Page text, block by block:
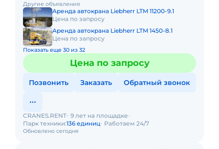
маневренностью и проходимостью по бе
Другие объявления
Аренда автокрана Liebherr LTM 11200-9.1
Цена по запросу
Аренда автокрана Liebherr LTM 1450-8.1
Цена по запросу
Показать еще 30 из 32
Цена по запросу
Позвонить Заказать Обратный звонок
Обновлено сегодня
CRANES.RENT 9 лет на площадке
Парк техники:136 единиц Работаем 24/7